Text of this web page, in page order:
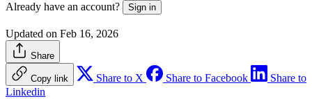
Already have an account? Sign in
Updated on Feb 16, 2026
Share
Copy link Share to X Share to Facebook
Share to
Linkedin